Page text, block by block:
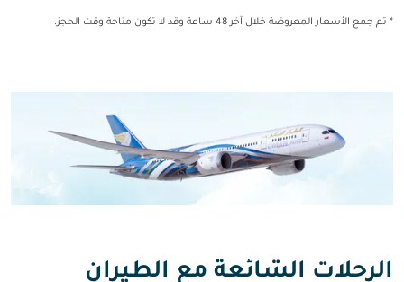
* تم جمع الأسعار المعروضة خلال آخر 48 ساعة وقد لا تكون متاحة وقت الحجز.
الرحلات الشائعة مع الطيران